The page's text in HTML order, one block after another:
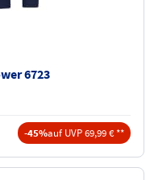
6723
-45%auf UVP 69,99 € **